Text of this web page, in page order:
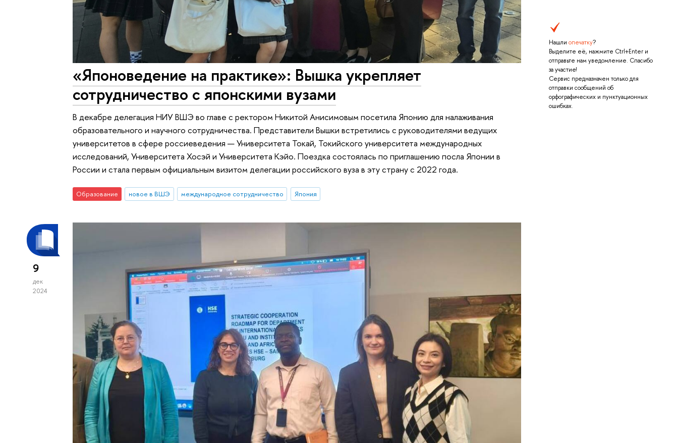
Нашли опечатку?
Выделите её, нажмите Ctrl+Enter и
отправьте нам уведомление. Спасибо
за участие!
Сервис предназначен только для
отправки сообщений об
орфографических и пунктуационных
ошибках.
«Японоведение на практике»: Вышка укрепляет
сотрудничество с японскими вузами
В декабре делегация НИУ ВШЭ во главе с ректором Никитой Анисимовым посетила Японию для налаживания
образовательного и научного сотрудничества. Представители Вышки встретились с руководителями ведущих
университетов в сфере россиеведения — Университета Токай, Токийского университета международных
исследований, Университета Хосэй и Университета Кэйо. Поездка состоялась по приглашению посла Японии в
России и стала первым официальным визитом делегации российского вуза в эту страну с 2022 года.
Образование новое в ВШЭ международное сотрудничество Япония
9
дек
2024